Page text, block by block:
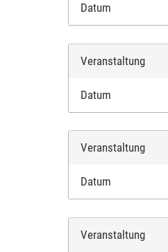
Datum
Veranstaltung
Datum
Veranstaltung
Datum
Veranstaltung